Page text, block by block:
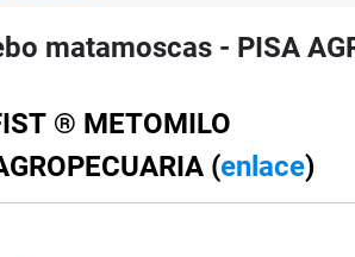
matamoscas - PISA
® METOMILO
(enlace)